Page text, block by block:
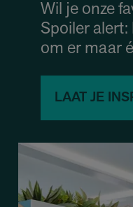
Wil je onze
Spoiler
om er maar
LAAT JE